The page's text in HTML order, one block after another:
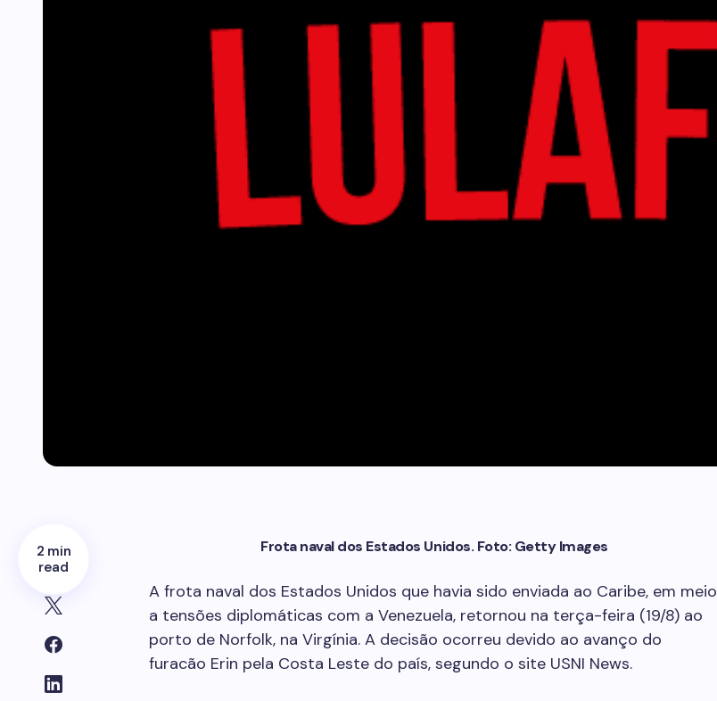
2 min
read
Frota naval dos Estados Unidos. Foto: Getty Images
A frota naval dos Estados Unidos que havia sido enviada ao Caribe, em meio
a tensões diplomáticas com a Venezuela, retornou na terça-feira (19/8) ao
porto de Norfolk, na Virgínia. A decisão ocorreu devido ao avanço do
furacão Erin pela Costa Leste do país, segundo o site USNI News.